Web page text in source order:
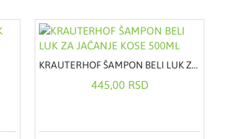
KRAUTERHOF ŠAMPON BELI LUK ZA JAČANJE KOSE 500ML
445,00 RSD